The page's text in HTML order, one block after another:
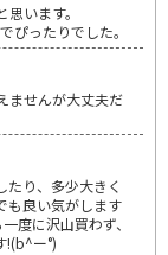
います。
ぴったりでした。
ませんが大丈夫だ
たり、多少大きく
も良い気がします
度に沢山買わず、
!(b^ー°)